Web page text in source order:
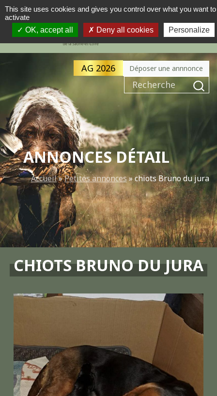
NAVIGATION PRINCIPALE
MENU
AG 2026 Déposer une annnonce
Recherche pour :
ANNONCES DÉTAIL
Accueil»Petites annonces»chiots Bruno du jura
CHIOTS BRUNO DU JURA
This site uses cookies and gives you control over what you want to
activate
OK, accept all
Deny all cookies Personalize